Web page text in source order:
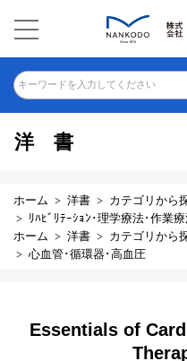
キーワードを入力してください
洋書
ホーム 洋書 カテゴリから
ﾘﾊﾋﾞﾘﾃｰｼｮﾝ･理学療法･作業
ホーム
洋書 カテゴリから
心血管･循環器･高血圧
Essentials of